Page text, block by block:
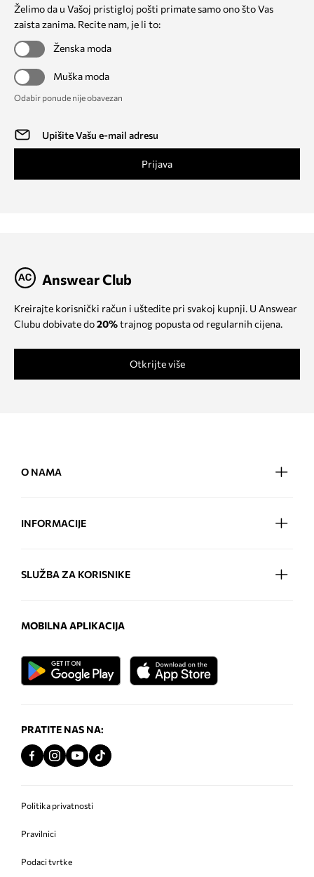
Želimo da u Vašoj pristigloj pošti primate samo ono što Vas
zaista zanima. Recite nam, je li to:
Ženska moda
Muška moda
Odabir ponude nije obavezan
Prijava
Answear Club
Kreirajte korisnički račun i uštedite pri svakoj kupnji. U Answear
Clubu dobivate do20%trajnog popusta od regularnih cijena.
Otkrijte više
O NAMA
INFORMACIJE
SLUŽBA ZA KORISNIKE
MOBILNA APLIKACIJA
PRATITE NAS NA:
Politika privatnosti
Pravilnici
Podaci tvrtke